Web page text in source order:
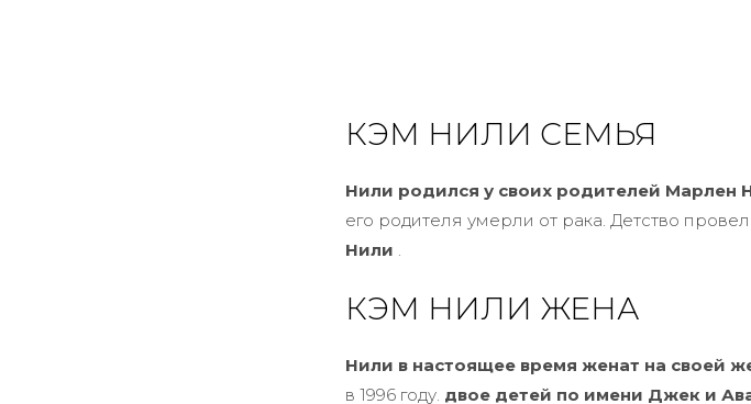
КЭМ НИЛИ СЕМЬЯ
Нили родился у своих родителей Марлен
его родителя умерли от рака. Детство
Нили
КЭМ НИЛИ ЖЕНА
Нили в настоящее время женат на своей
в 1996 году. двое детей по имени Джек и